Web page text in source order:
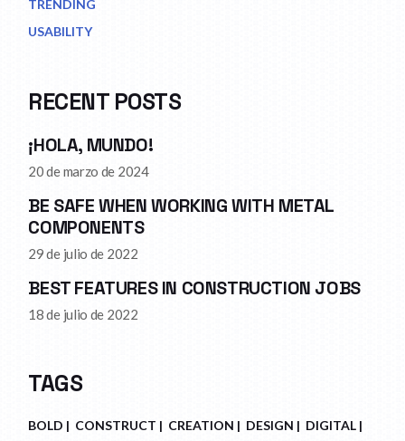
TRENDING
USABILITY
RECENT POSTS
¡HOLA, MUNDO!
20 de marzo de 2024
BE SAFE WHEN WORKING WITH METAL
COMPONENTS
29 de julio de 2022
BEST FEATURES IN CONSTRUCTION JOBS
18 de julio de 2022
TAGS
BOLD CONSTRUCT CREATION DESIGN
DIGITAL